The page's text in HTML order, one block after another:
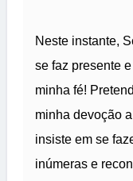
Neste instante,
se faz presente
minha fé!
minha devoção
insiste em se
inúmeras e